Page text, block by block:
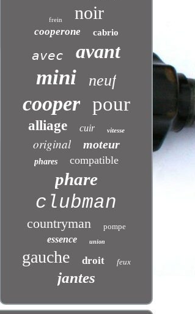
frein noir
cooperone cabrio
avec avant
mini neuf
cooper pour
alliage cuir vitesse
original moteur
phares compatible
phare
clubman
countryman pompe
essence union
gauche droit feux
jantes